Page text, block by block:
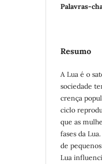
Palavras-
Resumo
A Lua é o
sociedade
crença
ciclo
que as
fases da
de
Lua